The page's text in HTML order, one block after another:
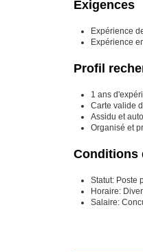
Exigences
Expérience
Expérience
Profil
1 ans
Carte valide
Assidu et
Organisé et
Conditions
Statut: Poste
Horaire:
Salaire: